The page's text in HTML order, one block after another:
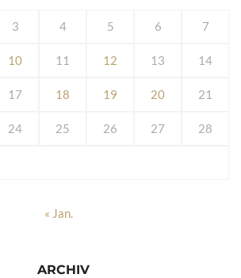
3 4 5 6 7
10 11 12 13 14
17 18 19 20 21
24 25 26 27 28
« Jan.
ARCHIV